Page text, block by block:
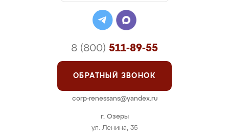
г. Озеры
ул. Ленина, 35
8 (800) 511-89-55
ОБРАТНЫЙ ЗВОНОК
corp-renessans@yandex.ru